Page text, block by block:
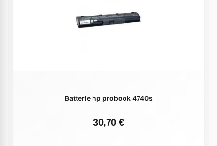
Batterie hp probook 4740s
30,70 €